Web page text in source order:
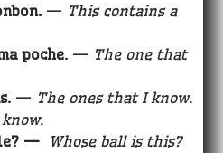
— This contains a
poche. — The one that
— The ones that I know.
— Whose ball is this?